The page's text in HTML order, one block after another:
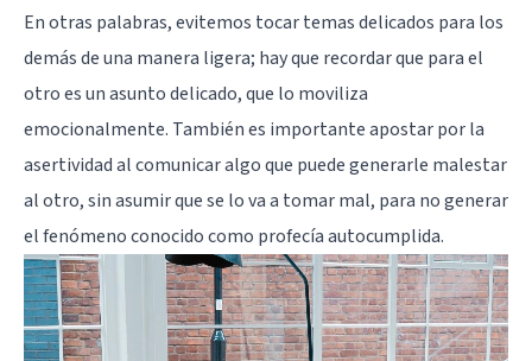
En otras palabras, evitemos tocar temas delicados para los
demás de una manera ligera; hay que recordar que para el
otro es un asunto delicado, que lo moviliza
emocionalmente. También es importante apostar por la
asertividad al comunicar algo que puede generarle malestar
al otro, sin asumir que se lo va a tomar mal, para no generar
el fenómeno conocido como profecía autocumplida.